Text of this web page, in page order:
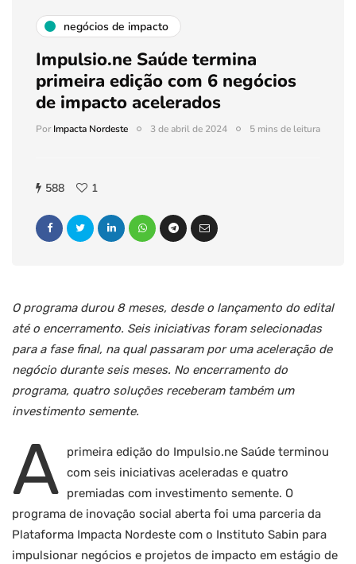
negócios de impacto
Impulsio.ne Saúde termina
primeira edição com 6 negócios
de impacto acelerados
PorImpacta Nordeste 3 de abril de 2024 5 mins de leitura
588 1
O programa durou 8 meses, desde o lançamento do edital
até o encerramento. Seis iniciativas foram selecionadas
para a fase final, na qual passaram por uma aceleração de
negócio durante seis meses. No encerramento do
programa, quatro soluções receberam também um
investimento semente.
A
primeira edição do Impulsio.ne Saúde terminou
com seis iniciativas aceleradas e quatro
premiadas com investimento semente. O
programa de inovação social aberta foi uma parceria da
Plataforma Impacta Nordeste com o Instituto Sabin para
impulsionar negócios e projetos de impacto em estágio de